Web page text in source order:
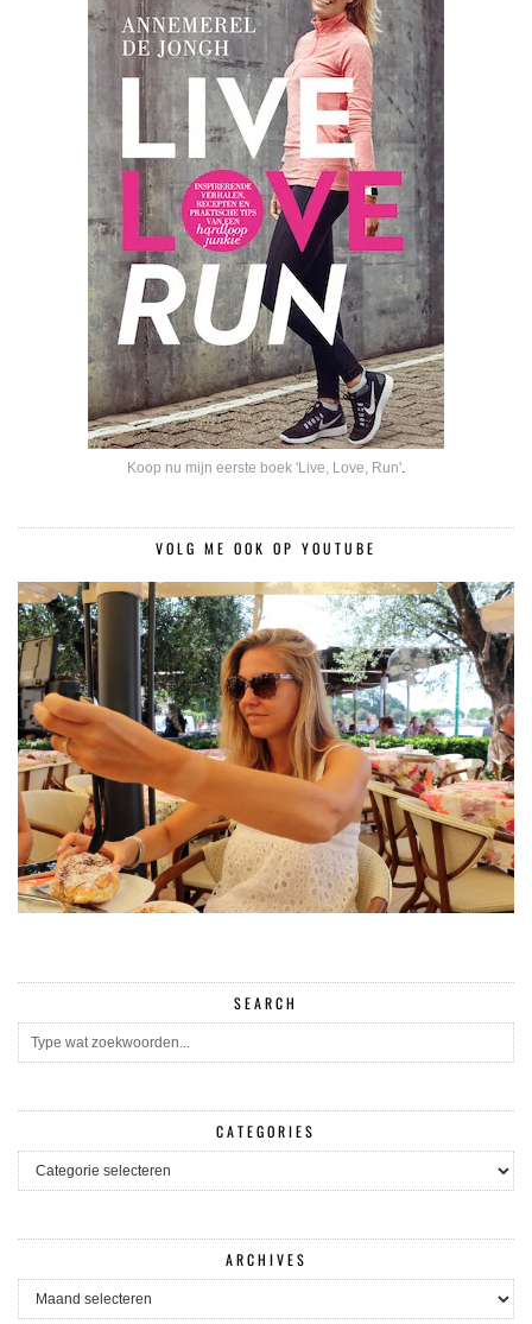
Koop nu mijn eerste boek 'Live, Love, Run'.
VOLG ME OOK OP YOUTUBE
SEARCH
CATEGORIES
CATEGORIES
ARCHIVES
ARCHIVES